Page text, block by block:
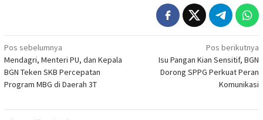
Navigasi
pos
Pos sebelumnya
Mendagri, Menteri PU, dan Kepala
BGN Teken SKB Percepatan
Program MBG di Daerah 3T
Pos berikutnya
Isu Pangan Kian Sensitif, BGN
Dorong SPPG Perkuat Peran
Komunikasi